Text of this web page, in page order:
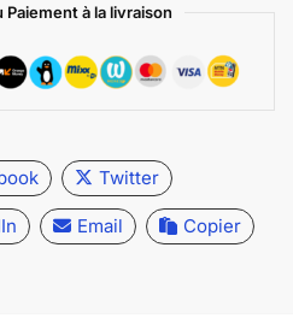
à la livraison
Twitter
Email Copier